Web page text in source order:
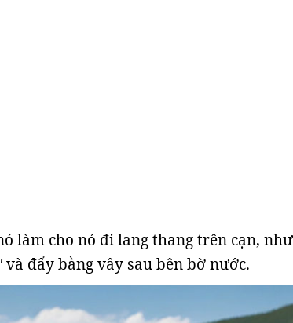
làm cho nó đi lang thang trên cạn,
và đẩy bằng vây sau bên bờ nước.